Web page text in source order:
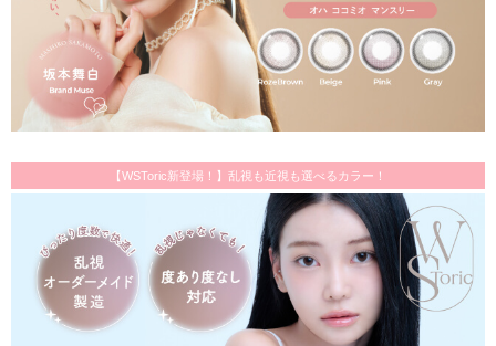
【WSToric新登場！】乱視も近視も選べるカラー！